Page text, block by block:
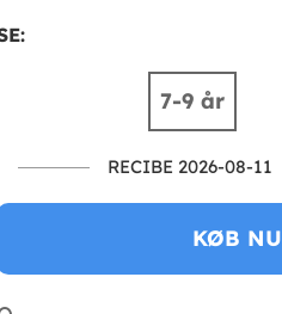
7-9 år
RECIBE 2026-08-11
KØB NU